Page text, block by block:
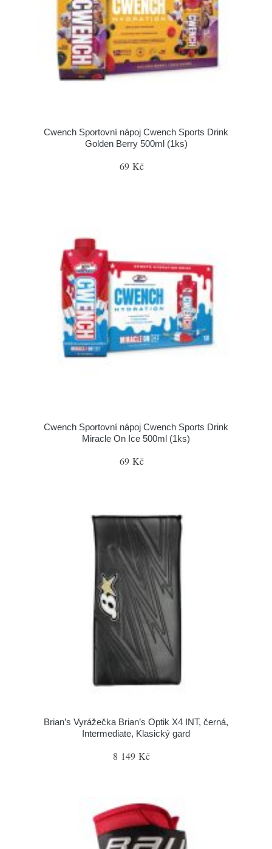
Cwench Sportovní nápoj Cwench Sports Drink
Golden Berry 500ml (1ks)
69 Kč
Cwench Sportovní nápoj Cwench Sports Drink
Miracle On Ice 500ml (1ks)
69 Kč
Brian’s Vyrážečka Brian’s Optik X4 INT, černá,
Intermediate, Klasický gard
8 149 Kč